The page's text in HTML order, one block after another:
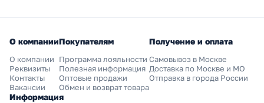
О компании
О компании
Реквизиты
Контакты
Вакансии
Покупателям
Программа лояльности
Полезная информация
Оптовые продажи
Обмен и возврат товара
Получение и оплата
Самовывоз в Москве
Доставка по Москве и МО
Отправка в города России
Информация